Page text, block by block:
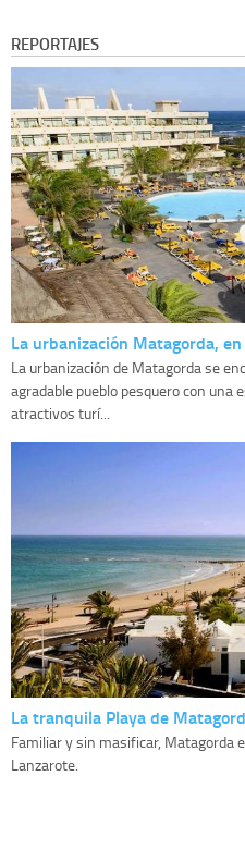
REPORTAJES
La urbanización Matagorda,
La urbanización de Matagorda se
agradable pueblo pesquero con una
atractivos turí...
La tranquila Playa de
Familiar y sin masificar, Matagorda
Lanzarote.